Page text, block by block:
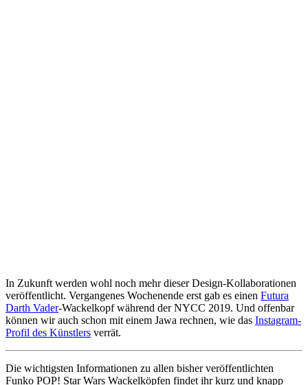
In Zukunft werden wohl noch mehr dieser Design-Kollaborationen
veröffentlicht. Vergangenes Wochenende erst gab es einen Futura
Darth Vader-Wackelkopf während der NYCC 2019. Und offenbar
können wir auch schon mit einem Jawa rechnen, wie das Instagram-
Profil des Künstlers verrät.
Die wichtigsten Informationen zu allen bisher veröffentlichten
Funko POP! Star Wars Wackelköpfen findet ihr kurz und knapp